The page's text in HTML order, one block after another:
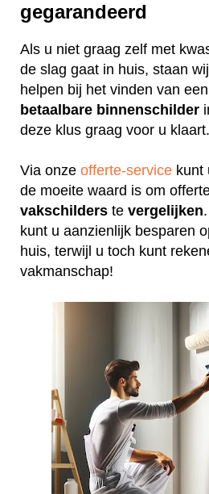
gegarandeerd
Als u niet graag zelf met
de slag gaat in huis, staan
helpen bij het vinden van
betaalbare binnenschilder
deze klus graag voor u klaart.
Via onze offerte-service kunt
de moeite waard is om
vakschilders te vergelijken
kunt u aanzienlijk besparen
huis, terwijl u toch kunt
vakmanschap!